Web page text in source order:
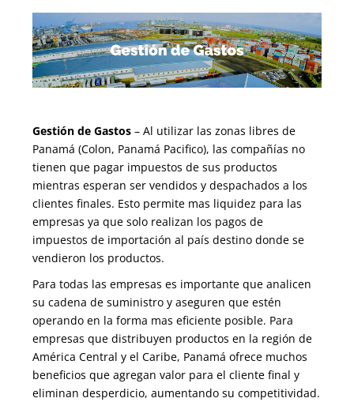
Gestión de Gastos – Al utilizar las zonas libres de
Panamá (Colon, Panamá Pacifico), las compañías no
tienen que pagar impuestos de sus productos
mientras esperan ser vendidos y despachados a los
clientes finales. Esto permite mas liquidez para las
empresas ya que solo realizan los pagos de
impuestos de importación al país destino donde se
vendieron los productos.
Para todas las empresas es importante que analicen
su cadena de suministro y aseguren que estén
operando en la forma mas eficiente posible. Para
empresas que distribuyen productos en la región de
América Central y el Caribe, Panamá ofrece muchos
beneficios que agregan valor para el cliente final y
eliminan desperdicio, aumentando su competitividad.